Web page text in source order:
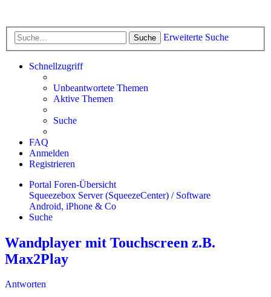
Suche Erweiterte Suche
Schnellzugriff
Unbeantwortete Themen
Aktive Themen
Suche
FAQ
Anmelden
Registrieren
Portal Foren-Übersicht
Squeezebox Server (SqueezeCenter) / Software
Android, iPhone & Co
Suche
Wandplayer mit Touchscreen z.B.
Max2Play
Antworten